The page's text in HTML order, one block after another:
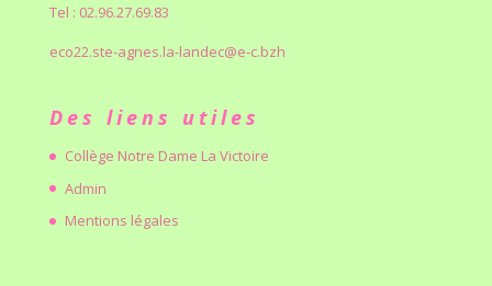
Tel : 02.96.27.69.83
eco22.ste-agnes.la-landec@e-c.bzh
Des liens utiles
Collège Notre Dame La Victoire
Admin
Mentions légales